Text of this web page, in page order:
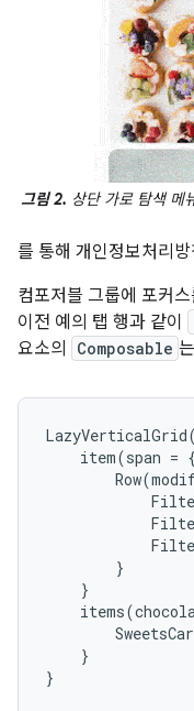
그림 2. 상단 가로 탐색 메
를 통해 개인정보처리
컴포저블 그룹에 포커
이전 예의 탭 행과 같이
요소의
Composable
LazyVerticalGrid(
item(span = {
Row(
}
}
items(
}
}